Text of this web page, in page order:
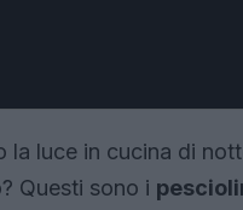
la luce in cucina di
Questi sono i